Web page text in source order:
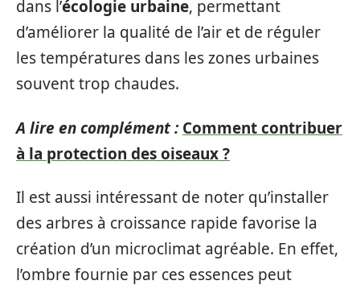
dans l’écologie urbaine, permettant
d’améliorer la qualité de l’air et de réguler
les températures dans les zones urbaines
souvent trop chaudes.
A lire en complément : Comment contribuer
à la protection des oiseaux ?
Il est aussi intéressant de noter qu’installer
des arbres à croissance rapide favorise la
création d’un microclimat agréable. En effet,
l’ombre fournie par ces essences peut